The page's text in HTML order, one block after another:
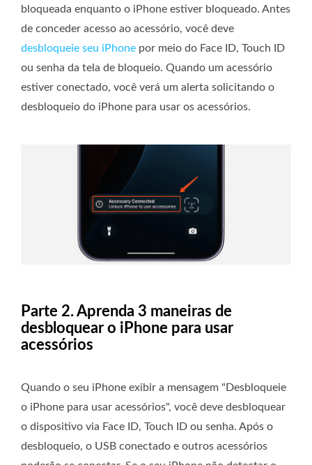
bloqueada enquanto o iPhone estiver bloqueado. Antes
de conceder acesso ao acessório, você deve
desbloqueie seu iPhone por meio do Face ID, Touch ID
ou senha da tela de bloqueio. Quando um acessório
estiver conectado, você verá um alerta solicitando o
desbloqueio do iPhone para usar os acessórios.
Parte 2. Aprenda 3 maneiras de
desbloquear o iPhone para usar
acessórios
Quando o seu iPhone exibir a mensagem "Desbloqueie
o iPhone para usar acessórios", você deve desbloquear
o dispositivo via Face ID, Touch ID ou senha. Após o
desbloqueio, o USB conectado e outros acessórios